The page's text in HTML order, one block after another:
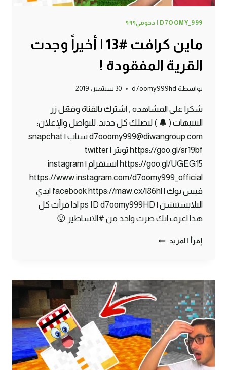
D7OOMY_999 | دحومي٩٩٩
ماين كرافت #13 | أخيراً وجدت
القرية المفقودة !
بواسطة d7oomy999hd 30 سبتمبر، 2019
شكرا على المشاهده , اشترك بالقناة وفعّل زر
التنبيهات ( 🔔 ) ليصلك كل جديد. للتواصل والإعلان:
d7ooomy999@diwangroup.com سناب | snapchat
https://goo.gl/sr19bf تويتر | twitter
https://goo.gl/UGEG15 انستقرام | instagram
https://www.instagram.com/d7oomy999_official
فيس بوك | facebook https://maw.cx/l86hl ايدي
البلايستيشن | ps ID d7oomy999HD اذا قرأت كل
هذا اعرف انك صرت واحد من #الاساطير 😛
إقرأ المزيد ماين
أخيراً
وجدت
القرية
المفقودة
!